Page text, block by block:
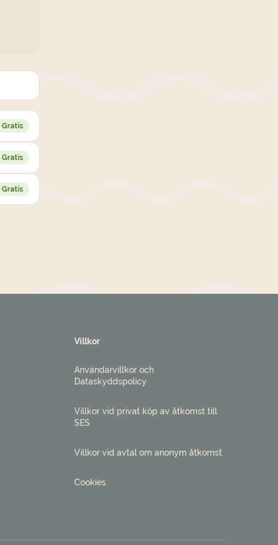
Gratis
Gratis
Gratis
Villkor
Användarvillkor och
Dataskyddspolicy
Villkor vid privat köp av åtkomst till
SES
Villkor vid avtal om anonym åtkomst
Cookies